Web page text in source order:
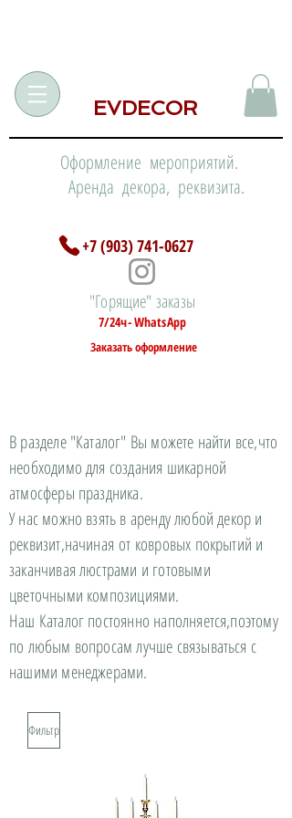
EVDECOR
Оформление мероприятий.
Аренда декора, реквизита.
+7 (903) 741-0627
"Горящие" заказы
7/24ч- WhatsApp
Заказать оформление
В разделе "Каталог" Вы можете найти все,что
необходимо для создания шикарной
атмосферы праздника.
У нас можно взять в аренду любой декор и
реквизит,начиная от ковровых покрытий и
заканчивая люстрами и готовыми
цветочными композициями.
Наш Каталог постоянно наполняется,поэтому
по любым вопросам лучше связываться с
нашими менеджерами.
Фильтр